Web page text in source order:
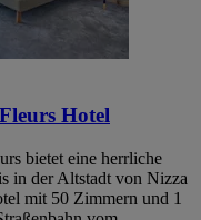
Hotel
bietet eine herrliche
in der Altstadt von Nizza
mit 50 Zimmern und 1